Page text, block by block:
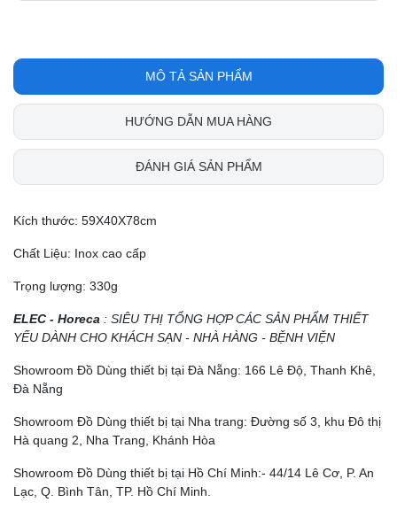
MÔ TẢ SẢN PHẨM
HƯỚNG DẪN MUA HÀNG
ĐÁNH GIÁ SẢN PHẨM
Kích thước: 59X40X78cm
Chất Liệu: Inox cao cấp
Trọng lượng: 330g
ELEC - Horeca : SIÊU THỊ TỔNG HỢP CÁC SẢN PHẨM THIẾT
YẾU DÀNH CHO KHÁCH SẠN - NHÀ HÀNG - BỆNH VIỆN
Showroom Đồ Dùng thiết bị tại Đà Nẵng: 166 Lê Độ, Thanh Khê,
Đà Nẵng
Showroom Đồ Dùng thiết bị tại Nha trang: Đường số 3, khu Đô thị
Hà quang 2, Nha Trang, Khánh Hòa
Showroom Đồ Dùng thiết bị tại Hồ Chí Minh:- 44/14 Lê Cơ, P. An
Lạc, Q. Bình Tân, TP. Hồ Chí Minh.